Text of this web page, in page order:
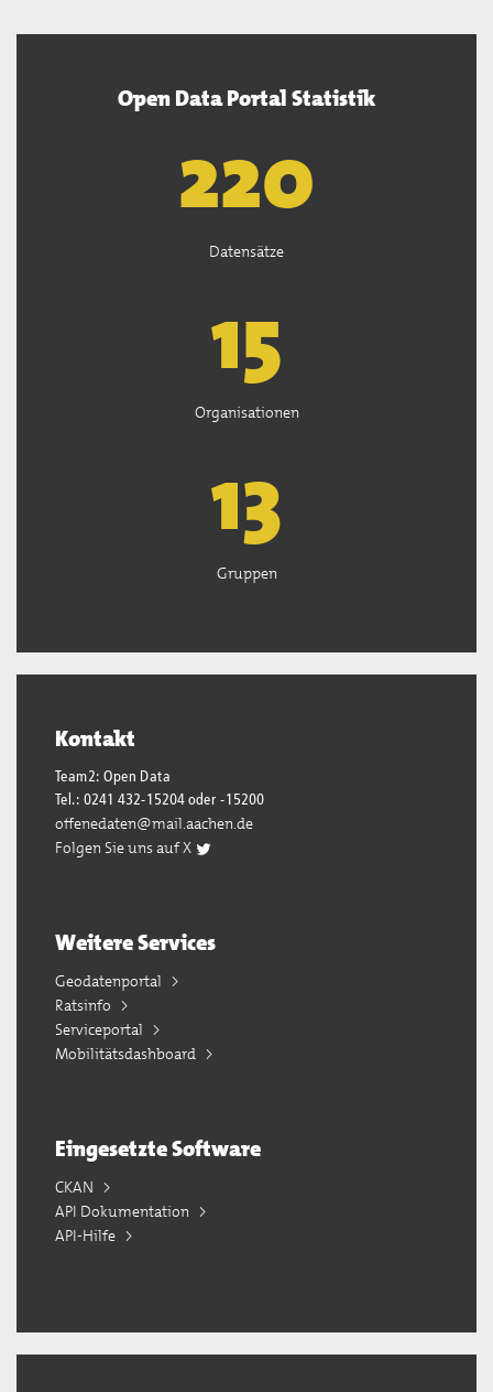
Open Data Portal Statistik
222
Datensätze
15
Organisationen
13
Gruppen
Kontakt
Team2: Open Data
Tel.: 0241 432-15204 oder -15200
offenedaten@mail.aachen.de
Folgen Sie uns auf X
Weitere Services
Geodatenportal
Ratsinfo
Serviceportal
Mobilitätsdashboard
Eingesetzte Software
CKAN
API Dokumentation
API-Hilfe